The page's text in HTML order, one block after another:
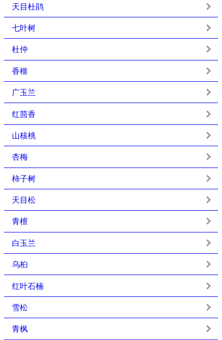
天目杜鹃
七叶树
杜仲
香榧
广玉兰
红茴香
山核桃
杏梅
柿子树
天目松
青檀
白玉兰
乌桕
红叶石楠
雪松
青枫